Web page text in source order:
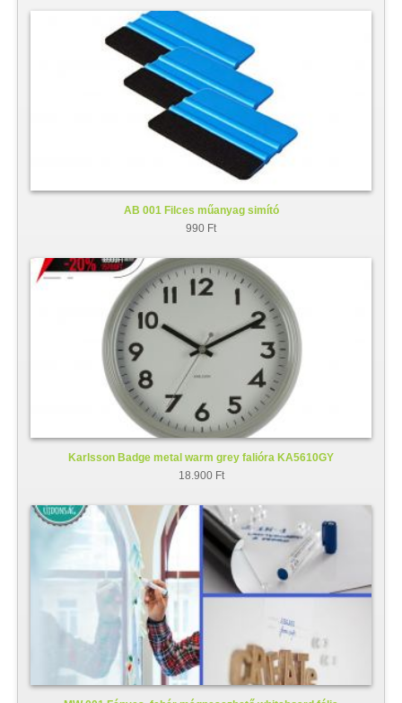
AB 001 Filces műanyag simító
990 Ft
Karlsson Badge metal warm grey falióra KA5610GY
18.900 Ft